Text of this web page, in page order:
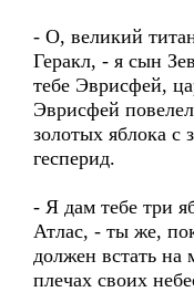
- О, великий
Геракл, - я сын
тебе Эврисфей,
Эврисфей
золотых яблока с
гесперид.
- Я дам тебе три
Атлас, - ты же,
должен встать на
плечах своих